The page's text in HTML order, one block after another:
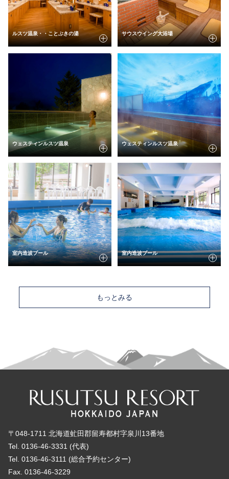
ルスツ温泉・・ことぶきの湯 サウスウイング大浴場
ウェスティンルスツ温泉 ウェスティンルスツ温泉
室内造波プール 室内造波プール
もっとみる
〒048-1711 北海道虻田郡留寿都村字泉川13番地
Tel. 0136-46-3331 (代表)
Tel. 0136-46-3111 (総合予約センター)
Fax. 0136-46-3229